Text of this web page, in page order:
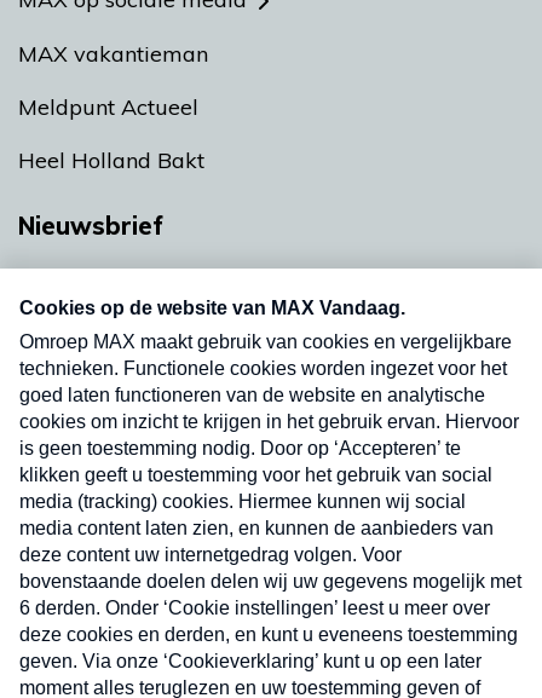
MAX vakantieman
Meldpunt Actueel
Heel Holland Bakt
Nieuwsbrief
nieuwsbrief. Elke vrijdag- en dinsdagochtend in
uw mailbox.
Verzend
Nieuwsbrief
Neem hier een gratis abonnement op onze